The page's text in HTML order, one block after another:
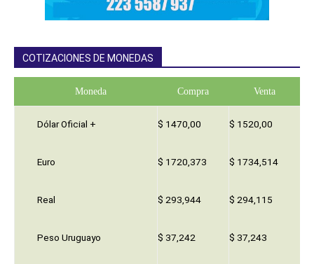
COTIZACIONES DE MONEDAS
Moneda Compra Venta
Dólar Oficial + $ 1470,00 $ 1520,00
Euro $ 1720,373 $ 1734,514
Real $ 293,944 $ 294,115
Peso Uruguayo $ 37,242 $ 37,243